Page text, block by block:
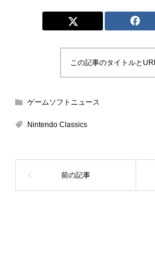
この記事のタイトルと
ゲームソフトニュース
Nintendo Classics